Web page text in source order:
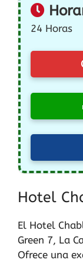
24 Horas
Hotel
El Hotel
Green 7, La
Ofrece una